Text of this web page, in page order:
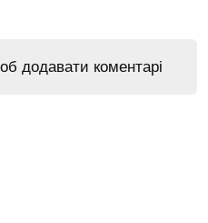
додавати коментарі